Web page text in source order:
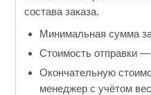
состава заказа.
Минимальная сумма
Стоимость отправки —
Окончательную
менеджер с учётом